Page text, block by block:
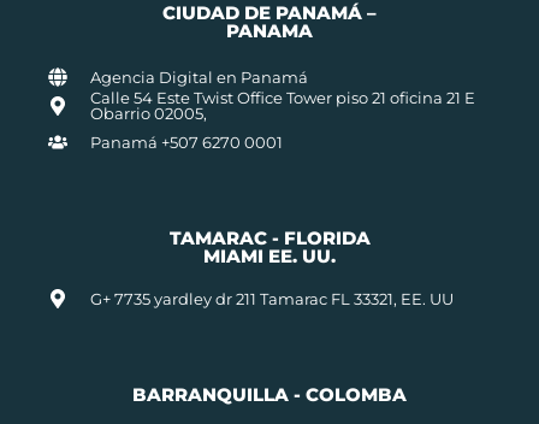
CIUDAD DE PANAMÁ –
PANAMA
Agencia Digital en Panamá
Calle 54 Este Twist Office Tower piso 21 oficina 21 E
Obarrio 02005,
Panamá +507 6270 0001
TAMARAC - FLORIDA
MIAMI EE. UU.
G+ 7735 yardley dr 211 Tamarac FL 33321, EE. UU
BARRANQUILLA - COLOMBA